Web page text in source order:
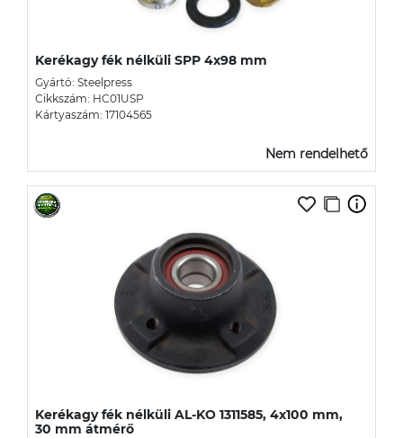
Kerékagy fék nélküli SPP 4x98 mm
Gyártó: Steelpress
Cikkszám: HC01USP
Kártyaszám: 17104565
Nem rendelhető
Kerékagy fék nélküli AL-KO 1311585, 4x100 mm,
30 mm átmérő